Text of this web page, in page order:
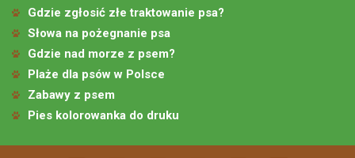
Gdzie zgłosić złe traktowanie psa?
Słowa na pożegnanie psa
Gdzie nad morze z psem?
Plaże dla psów w Polsce
Zabawy z psem
Pies kolorowanka do druku